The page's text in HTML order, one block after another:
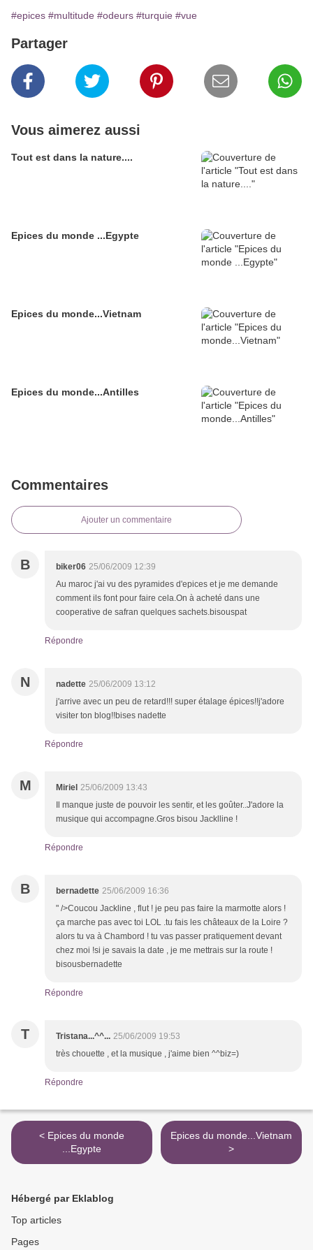
#epices #multitude #odeurs #turquie #vue
Partager
Vous aimerez aussi
Tout est dans la nature....
Epices du monde ...Egypte
Epices du monde...Vietnam
Epices du monde...Antilles
Commentaires
Ajouter un commentaire
B biker06 25/06/2009 12:39
Au maroc j'ai vu des pyramides d'epices et je me demande
comment ils font pour faire cela.On à acheté dans une
cooperative de safran quelques sachets.bisouspat
Répondre
N nadette 25/06/2009 13:12
j'arrive avec un peu de retard!!! super étalage épices!!j'adore
visiter ton blog!!bises nadette
Répondre
M Miriel 25/06/2009 13:43
Il manque juste de pouvoir les sentir, et les goûter..J'adore la
musique qui accompagne.Gros bisou Jacklline !
Répondre
B bernadette 25/06/2009 16:36
" />Coucou Jackline , flut ! je peu pas faire la marmotte alors !
ça marche pas avec toi LOL .tu fais les châteaux de la Loire ?
alors tu va à Chambord ! tu vas passer pratiquement devant
chez moi !si je savais la date , je me mettrais sur la route !
bisousbernadette
Répondre
T Tristana...^^... 25/06/2009 19:53
très chouette , et la musique , j'aime bien ^^biz=)
Répondre
< Epices du monde
...Egypte
Epices du monde...Vietnam
>
Hébergé par Eklablog
Top articles
Pages